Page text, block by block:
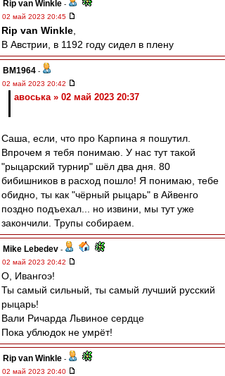
Rip van Winkle -
02 май 2023 20:45
Rip van Winkle
В Австрии, в 1192 году сидел в плену
BM1964 -
02 май 2023 20:42
авоська » 02 май 2023 20:37
Саша, если, что про Карпина я пошутил.
Впрочем я тебя понимаю. У нас тут такой
"рыцарский турнир" шёл два дня. 80
бибишников в расход пошло! Я понимаю, тебе
обидно, ты как "чёрный рыцарь" в Айвенго
поздно подъехал... но извини, мы тут уже
закончили. Трупы собираем.
Mike Lebedev -
02 май 2023 20:42
О, Ивангоэ!
Ты самый сильный, ты самый лучший русский
рыцарь!
Вали Ричарда Львиное сердце
Пока ублюдок не умрёт!
Rip van Winkle -
02 май 2023 20:40